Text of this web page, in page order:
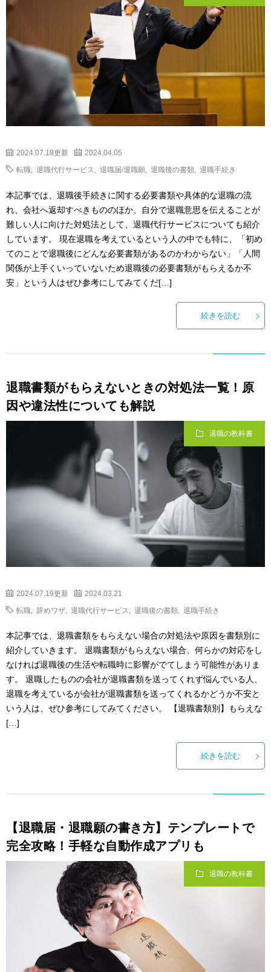
2024.07.19更新 2024.04.05
転職 退職代行サービス 退職届/退職願 退職後の書類 退職手続き
本記事では、退職後手続きに関する必要書類や具体的な退職の流
れ、会社へ返却すべきもののほか、自分で退職意思を伝えることが
難しい人に向けた対処法として、退職代行サービスについても紹介
しています。 現在退職を考えているという人の中でも特に、「初め
てのことで退職後にどんな必要書類があるのかわからない」「人間
関係が上手くいっていないため退職後の必要書類がもらえるか不
安」という人はぜひ参考にしてみてくだ[…]
続きを読む
退職書類がもらえないときの対処法一覧！原
因や違法性についても解説
退職の教科書
2024.07.19更新 2024.03.21
転職 辞めワザ 退職代行サービス 退職後の書類 退職手続き
本記事では、退職書類をもらえない場合の対処法や原因を書類別に
紹介していきます。 退職書類がもらえない場合、何らかの対応をし
なければ退職後の生活や転職時に影響がでてしまう可能性がありま
す。 退職したものの会社が退職書類を送ってくれず悩んでいる人、
退職を考えているが会社が退職書類を送ってくれるかどうか不安と
いう人は、ぜひ参考にしてみてください。 【退職書類別】もらえな
[…]
続きを読む
【退職届・退職願の書き方】テンプレートで
完全攻略！手軽な自動作成アプリも
退職の教科書